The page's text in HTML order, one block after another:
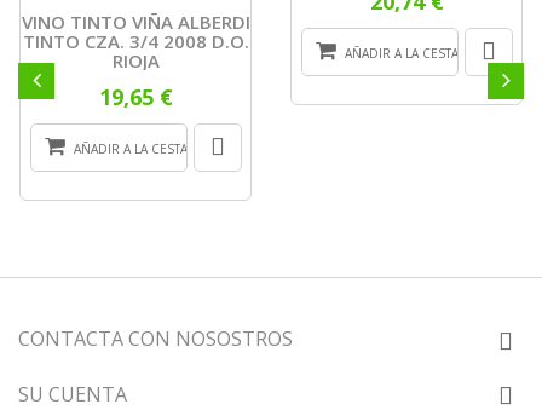
VINO TINTO VIÑA ALBERDI
TINTO CZA. 3/4 2008 D.O.
RIOJA
19,65 €
AÑADIR A LA CESTA
AÑADIR A LA CESTA
CONTACTA CON NOSOSTROS
SU CUENTA